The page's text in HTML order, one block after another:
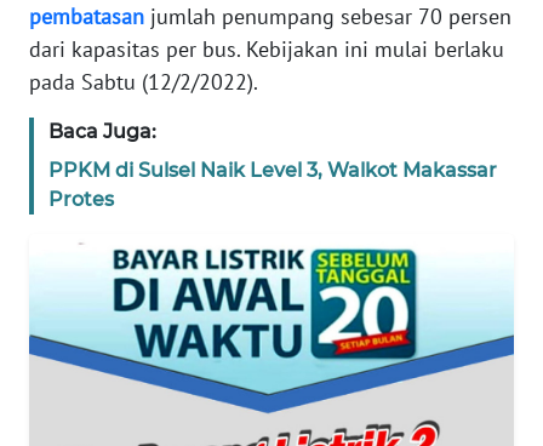
pembatasan jumlah penumpang sebesar 70 persen
dari kapasitas per bus. Kebijakan ini mulai berlaku
pada Sabtu (12/2/2022).
Baca Juga:
PPKM di Sulsel Naik Level 3, Walkot Makassar
Protes
DISCLAIMER
WN
SUMUT